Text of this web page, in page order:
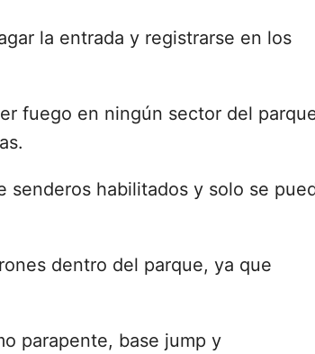
la entrada y registrarse en los
fuego en ningún sector del
senderos habilitados y solo se
dentro del parque, ya que
parapente, base jump y